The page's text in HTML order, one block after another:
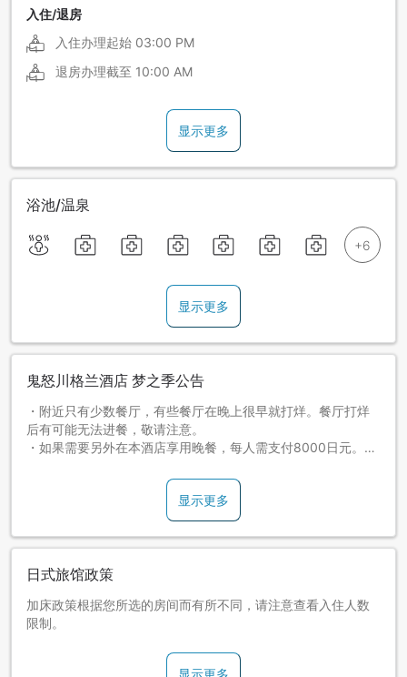
入住/退房
入住办理起始 03:00 PM
退房办理截至 10:00 AM
显示更多
浴池/温泉
显示更多
鬼怒川格兰酒店 梦之季公告
・附近只有少数餐厅，有些餐厅在晚上很早就打烊。餐厅打烊
后有可能无法进餐，敬请注意。
・如果需要另外在本酒店享用晚餐，每人需支付8000日元。晚
・请告知住宿当天抵达日本的时间，并请告知可以与您取得联
系的信箱地址或手机电话。显示更多
日式旅馆政策
加床政策根据您所选的房间而有所不同，请注意查看入住人数
限制。
显示更多